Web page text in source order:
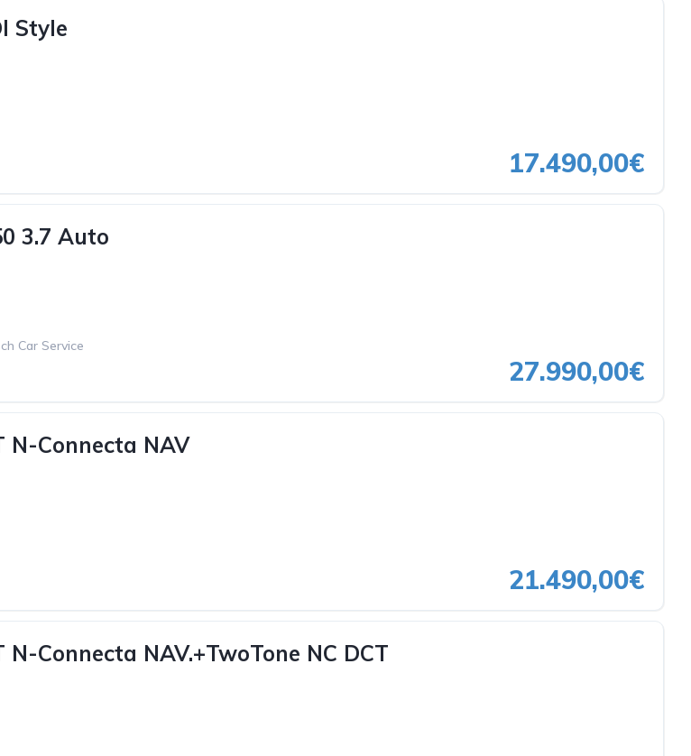
Style
17.490,00€
3.7 Auto
Car Service
27.990,00€
N-Connecta NAV
21.490,00€
N-Connecta NAV.+TwoTone NC DCT